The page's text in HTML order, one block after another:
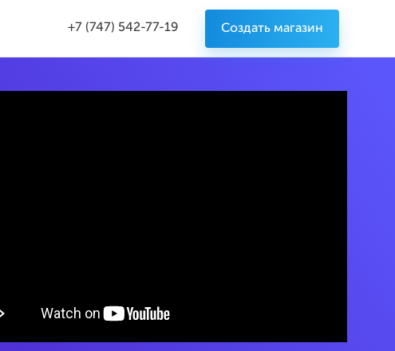
+7 (747) 542-77-19 Создать магазин